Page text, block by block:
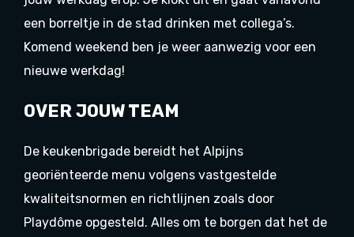
een borreltje in de stad drinken met collega’s.
Komend weekend ben je weer aanwezig voor een
nieuwe werkdag!
OVER JOUW TEAM
De keukenbrigade bereidt het Alpijns
georiënteerde menu volgens vastgestelde
kwaliteitsnormen en richtlijnen zoals door
Playdôme opgesteld. Alles om te borgen dat het de